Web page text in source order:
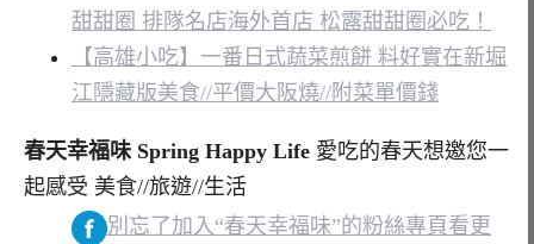
甜甜圈 排隊名店海外首店 松露甜甜圈必吃！
【高雄小吃】一番日式蔬菜煎餅 料好實在新堀
江隱藏版美食//平價大阪燒//附菜單價錢
春天幸福味 Spring Happy Life 愛吃的春天想邀您一
起感受 美食//旅遊//生活
別忘了加入“春天幸福味”的粉絲專頁看更